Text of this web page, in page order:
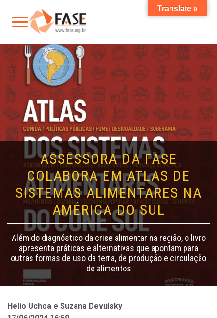
ASSESSORA DA FASE
COLABORA EM ATLAS DE
SISTEMAS ALIMENTARES NA
AMÉRICA DO SUL
Além do diagnóstico da crise alimentar na região, o livro
apresenta práticas e alternativas que apontam para
outras formas de uso da terra, de produção e circulação
de alimentos
Helio Uchoa e Suzana Devulsky
Translate »